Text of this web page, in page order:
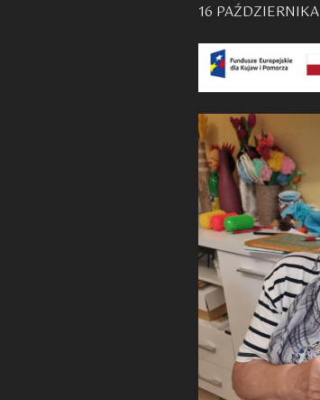
16 PAŹDZIERNIKA